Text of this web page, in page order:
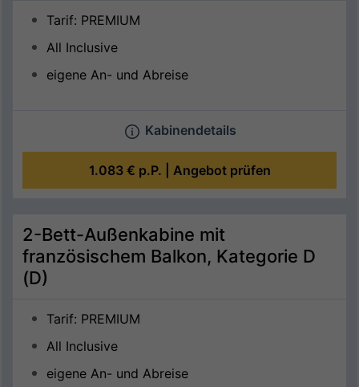
Tarif: PREMIUM
All Inclusive
eigene An- und Abreise
Kabinendetails
1.083 € p.P. | Angebot prüfen
2-Bett-Außenkabine mit
französischem Balkon, Kategorie D
(D)
Tarif: PREMIUM
All Inclusive
eigene An- und Abreise